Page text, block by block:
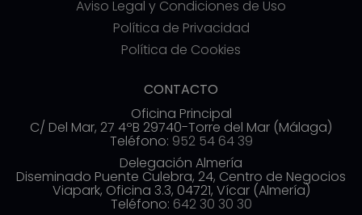
Aviso Legal y Condiciones de Uso
Política de Privacidad
Política de Cookies
CONTACTO
Oficina Principal
C/ Del Mar, 27 4ºB 29740-Torre del Mar (Málaga)
Teléfono: 952 54 64 39
Delegación Almería
Diseminado Puente Culebra, 24, Centro de Negocios
Viapark, Oficina 3.3, 04721, Vícar (Almería)
Teléfono: 642 30 30 30